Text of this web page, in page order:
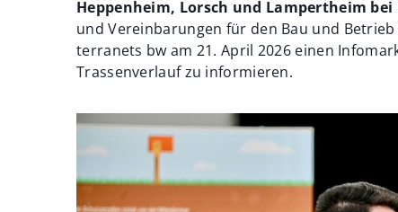
Heppenheim, Lorsch und Lampertheim
und Vereinbarungen für den Bau und
terranets bw am 21. April 2026 einen
Trassenverlauf zu informieren.